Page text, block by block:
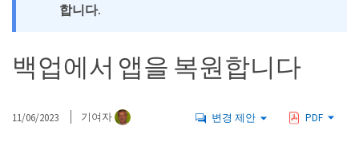
합니다.
백업에서 앱을 복원합니다
11/06/2023 기여자 변경 제안 PDF